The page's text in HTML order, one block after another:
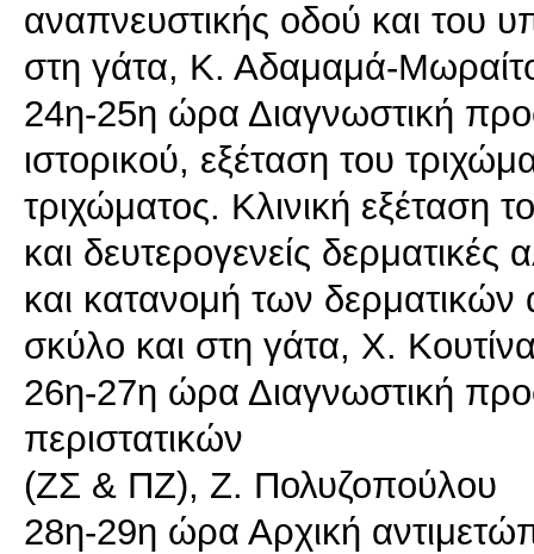
αναπνευστικής οδού και του
στη γάτα, Κ. Αδαμαμά-
24η-25η ώρα Διαγνωστική
ιστορικού, εξέταση του
τριχώματος. Κλινική εξέταση
και δευτερογενείς
και κατανομή των
σκύλο και στη γάτα, Χ.
26η-27η ώρα Διαγνωστική
περιστατικών
(ΖΣ & ΠΖ), Ζ. Πολυζοπούλου
28η-29η ώρα Αρχική